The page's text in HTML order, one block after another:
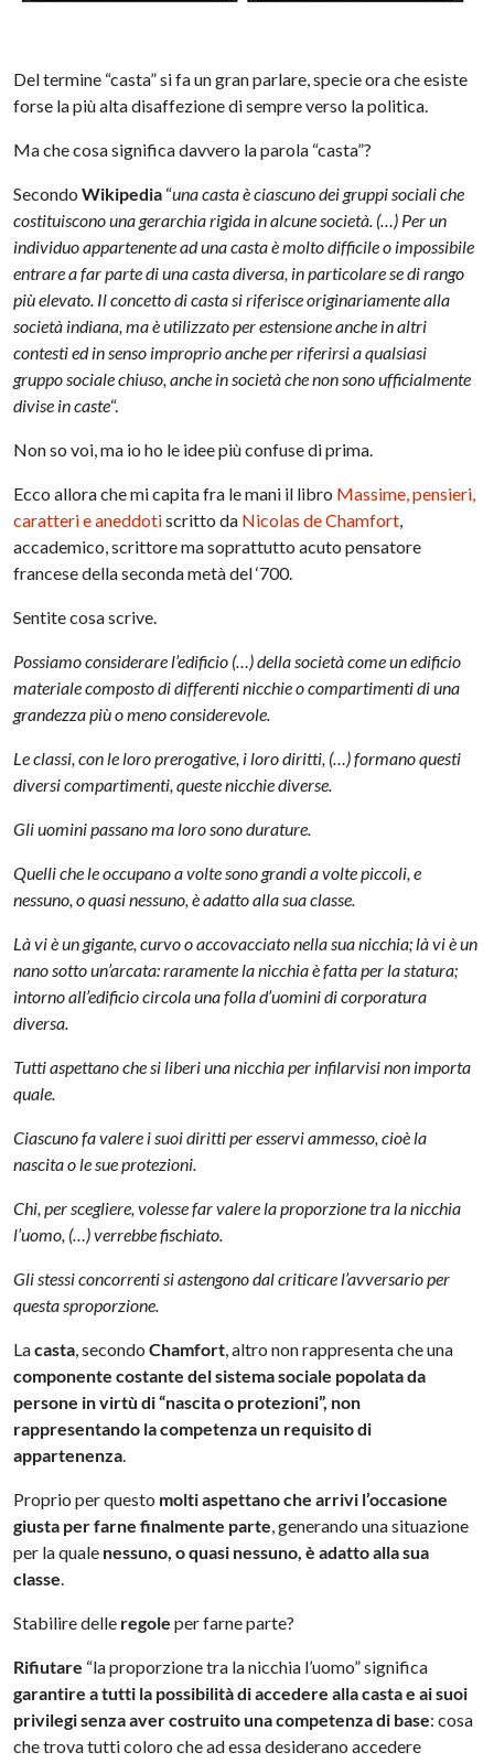
Del termine “casta” si fa un gran parlare, specie ora che esiste
forse la più alta disaffezione di sempre verso la politica.
Ma che cosa significa davvero la parola “casta”?
SecondoWikipedia “una casta è ciascuno dei gruppi sociali che
costituiscono una gerarchia rigida in alcune società. (…) Per un
individuo appartenente ad una casta è molto difficile o impossibile
entrare a far parte di una casta diversa, in particolare se di rango
più elevato. Il concetto di casta si riferisce originariamente alla
società indiana, ma è utilizzato per estensione anche in altri
contesti ed in senso improprio anche per riferirsi a qualsiasi
gruppo sociale chiuso, anche in società che non sono ufficialmente
divise in caste“.
Non so voi, ma io ho le idee più confuse di prima.
Ecco allora che mi capita fra le mani il libro Massime, pensieri,
caratteri e aneddotiscritto da Nicolas de Chamfort
accademico, scrittore ma soprattutto acuto pensatore
francese della seconda metà del ‘700.
Sentite cosa scrive.
Possiamo considerare l’edificio (…) della società come un edificio
materiale composto di differenti nicchie o compartimenti di una
grandezza più o meno considerevole.
Le classi, con le loro prerogative, i loro diritti, (…) formano questi
diversi compartimenti, queste nicchie diverse.
Gli uomini passano ma loro sono durature.
Quelli che le occupano a volte sono grandi a volte piccoli, e
nessuno, o quasi nessuno, è adatto alla sua classe.
Là vi è un gigante, curvo o accovacciato nella sua nicchia; là vi è un
nano sotto un’arcata: raramente la nicchia è fatta per la statura;
intorno all’edificio circola una folla d’uomini di corporatura
diversa.
Tutti aspettano che si liberi una nicchia per infilarvisi non importa
quale.
Ciascuno fa valere i suoi diritti per esservi ammesso, cioè la
nascita o le sue protezioni.
Chi, per scegliere, volesse far valere la proporzione tra la nicchia
l’uomo, (…) verrebbe fischiato.
Gli stessi concorrenti si astengono dal criticare l’avversario per
questa sproporzione.
Lacasta , secondoChamfort , altro non rappresenta che una
componente costante del sistema sociale popolata da
persone in virtù di “nascita o protezioni”, non
rappresentando la competenza un requisito di
appartenenza
Proprio per questo molti aspettano che arrivi l’occasione
giusta per farne finalmente parte , generando una situazione
per la quale nessuno, o quasi nessuno, è adatto alla sua
classe
Stabilire delle regole per farne parte?
Rifiutare “la proporzione tra la nicchia l’uomo” significa
garantire a tutti la possibilità di accedere alla casta e ai suoi
privilegisenza aver costruito una competenza di base: cosa
che trova tutti coloro che ad essa desiderano accedere